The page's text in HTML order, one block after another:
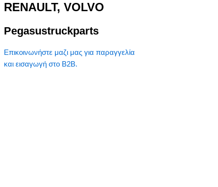
RENAULT, VOLVO
Pegasustruckparts
Επικοινωνήστε μαζι μας για παραγγελία
και εισαγωγή στο B2B.